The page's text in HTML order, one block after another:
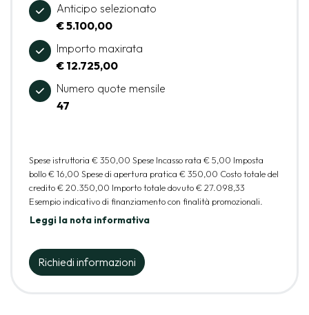
Anticipo selezionato
€ 5.100,00
Importo maxirata
€ 12.725,00
Numero quote mensile
47
Spese istruttoria € 350,00 Spese Incasso rata € 5,00 Imposta
bollo€ 16,00 Spese di apertura pratica € 350,00 Costo totale del
credito€ 20.350,00 Importo totale dovuto€ 27.098,33
Esempio indicativo di finanziamento con finalità promozionali.
Leggi la nota informativa
Richiedi informazioni